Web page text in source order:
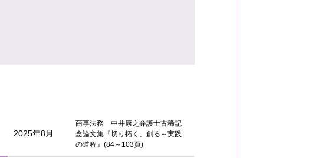
2025年8月
商事法務 中井康之弁護士古稀記
念論文集『切り拓く、創る～実践
の道程』(84～103頁)